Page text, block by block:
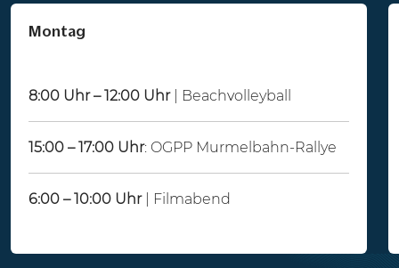
Montag
8:00 Uhr – 12:00 Uhr | Beachvolleyball
15:00 – 17:00 Uhr: OGPP Murmelbahn-Rallye
6:00 – 10:00 Uhr| Filmabend